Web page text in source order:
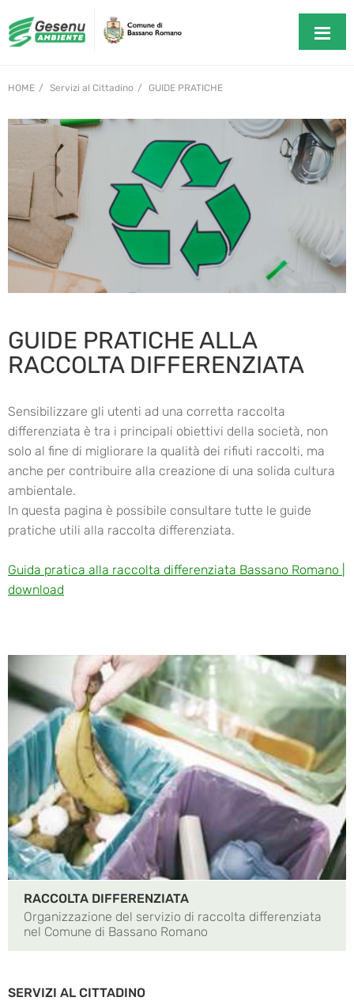
HOME Servizi al Cittadino GUIDE PRATICHE
GUIDE PRATICHE ALLA
RACCOLTA DIFFERENZIATA
Sensibilizzare gli utenti ad una corretta raccolta
differenziata è tra i principali obiettivi della società, non
solo al fine di migliorare la qualità dei rifiuti raccolti, ma
anche per contribuire alla creazione di una solida cultura
ambientale.
In questa pagina è possibile consultare tutte le guide
pratiche utili alla raccolta differenziata.
Guida pratica alla raccolta differenziata Bassano Romano |
download
RACCOLTA DIFFERENZIATA
Organizzazione del servizio di raccolta differenziata
nel Comune di Bassano Romano
SERVIZI AL CITTADINO